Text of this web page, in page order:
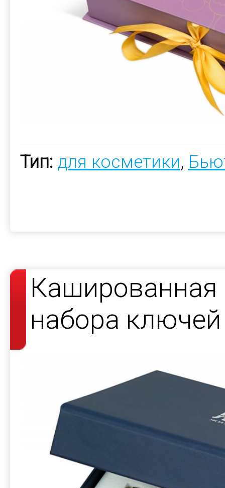
Тип: для косметики,
Кашированная
набора ключей